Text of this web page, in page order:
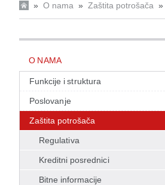
» O nama » Zaštita potrošača »
O NAMA
Funkcije i struktura
Poslovanje
Zaštita potrošača
Regulativa
Kreditni posrednici
Bitne informacije